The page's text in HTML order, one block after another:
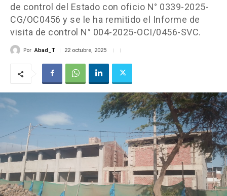
de control del Estado con oficio N° 0339-2025-
CG/OC0456 y se le ha remitido el Informe de
visita de control N° 004-2025-OCI/0456-SVC.
Por Abad_T 22 octubre, 2025